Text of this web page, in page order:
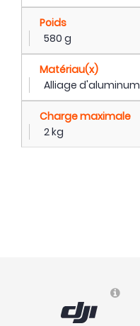
Poids
580 g
Matériau(x)
Alliage d'aluminum
Charge maximale
2 kg